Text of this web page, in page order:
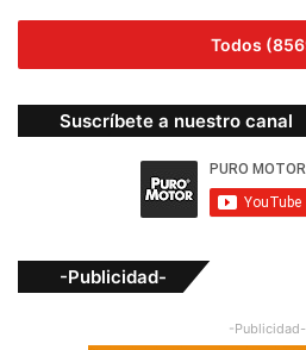
Todos
Suscríbete a nuestro canal
-Publicidad-
-Publicidad-